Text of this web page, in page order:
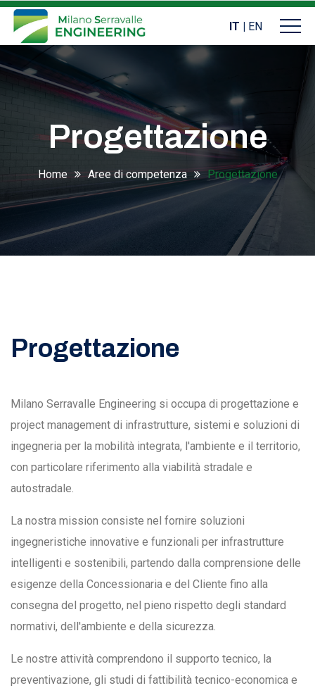
IT | EN
Progettazione
Home Aree di competenza Progettazione
Progettazione
Milano Serravalle Engineering si occupa di progettazione e
project management di infrastrutture, sistemi e soluzioni di
ingegneria per la mobilità integrata, l'ambiente e il territorio,
con particolare riferimento alla viabilità stradale e
autostradale.
La nostra mission consiste nel fornire soluzioni
ingegneristiche innovative e funzionali per infrastrutture
intelligenti e sostenibili, partendo dalla comprensione delle
esigenze della Concessionaria e del Cliente fino alla
consegna del progetto, nel pieno rispetto degli standard
normativi, dell'ambiente e della sicurezza.
Le nostre attività comprendono il supporto tecnico, la
preventivazione, gli studi di fattibilità tecnico-economica e